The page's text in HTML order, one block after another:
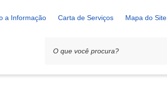
a Informação Carta de Serviços Mapa do Site